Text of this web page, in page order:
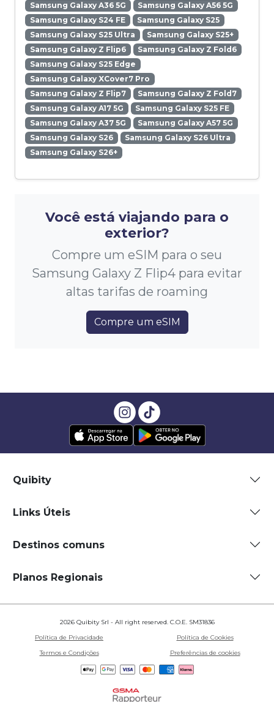
Samsung Galaxy A36 5G
Samsung Galaxy A56 5G
Samsung Galaxy S24 FE
Samsung Galaxy S25
Samsung Galaxy S25 Ultra
Samsung Galaxy S25+
Samsung Galaxy Z Flip6
Samsung Galaxy Z Fold6
Samsung Galaxy S25 Edge
Samsung Galaxy XCover7 Pro
Samsung Galaxy Z Flip7
Samsung Galaxy Z Fold7
Samsung Galaxy A17 5G
Samsung Galaxy S25 FE
Samsung Galaxy A37 5G
Samsung Galaxy A57 5G
Samsung Galaxy S26
Samsung Galaxy S26 Ultra
Samsung Galaxy S26+
Você está viajando para o
exterior?
Compre um eSIM para o seu
Samsung Galaxy Z Flip4 para evitar
altas tarifas de roaming
Compre um eSIM
Quibity
Links Úteis
Destinos comuns
Planos Regionais
2026 Quibity Srl - All right reserved. C.O.E. SM31836
Política de Privacidade
Política de Cookies
Termos e Condições
Preferências de cookies